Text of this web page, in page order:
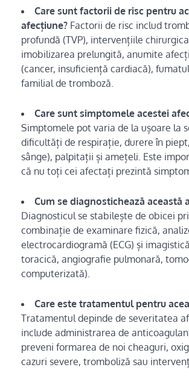
Care sunt factorii de risc pentru
afecțiune? Factorii de risc includ
profundă (TVP), intervențiile
imobilizarea prelungită, anumite
(cancer, insuficiență cardiacă),
familial de tromboză.
Care sunt simptomele acestei
Simptomele pot varia de la ușoare la
dificultăți de respirație, durere în
sânge), palpitații și amețeli. Este
că nu toți cei afectați prezintă
Cum se diagnostichează această
Diagnosticul se stabilește de obicei
combinație de examinare fizică,
electrocardiogramă (ECG) și
toracică, angiografie pulmonară,
computerizată).
Care este tratamentul pentru
Tratamentul depinde de severitatea
include administrarea de
preveni formarea de noi cheaguri,
cazuri severe, tromboliză sau